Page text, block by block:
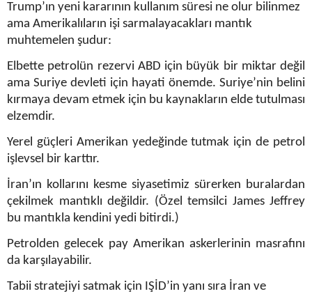
Trump’ın yeni kararının kullanım süresi ne olur bilinmez
ama Amerikalıların işi sarmalayacakları mantık
muhtemelen şudur:
Elbette petrolün rezervi ABD için büyük bir miktar değil
ama Suriye devleti için hayati önemde. Suriye’nin belini
kırmaya devam etmek için bu kaynakların elde tutulması
elzemdir.
Yerel güçleri Amerikan yedeğinde tutmak için de petrol
işlevsel bir karttır.
İran’ın kollarını kesme siyasetimiz sürerken buralardan
çekilmek mantıklı değildir. (Özel temsilci James Jeffrey
bu mantıkla kendini yedi bitirdi.)
Petrolden gelecek pay Amerikan askerlerinin masrafını
da karşılayabilir.
Tabii stratejiyi satmak için IŞİD’in yanı sıra İran ve